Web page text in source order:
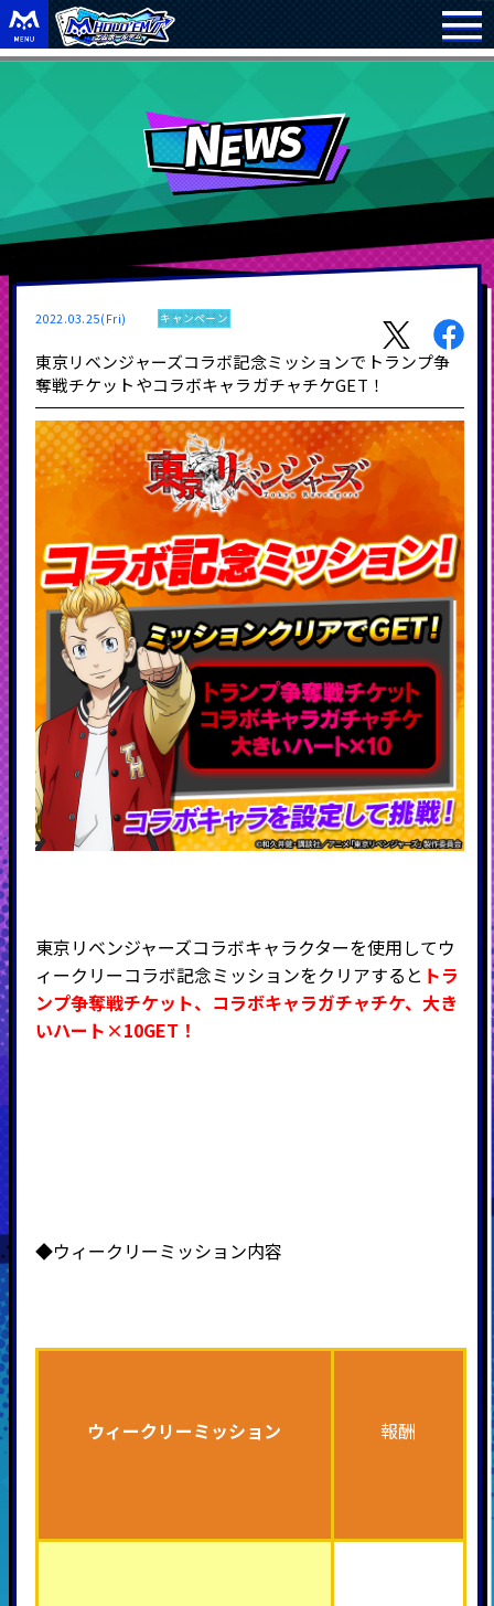
2022.03.25(Fri) キャンペーン
東京リベンジャーズコラボ記念ミッションでトランプ争
奪戦チケットやコラボキャラガチャチケGET！
東京リベンジャーズコラボキャラクターを使用してウ
ィークリーコラボ記念ミッションをクリアすると トラ
ンプ争奪戦チケット、コラボキャラガチャチケ、大き
いハート×10GET！
◆ウィークリーミッション内容
ウィークリーミッション 報酬